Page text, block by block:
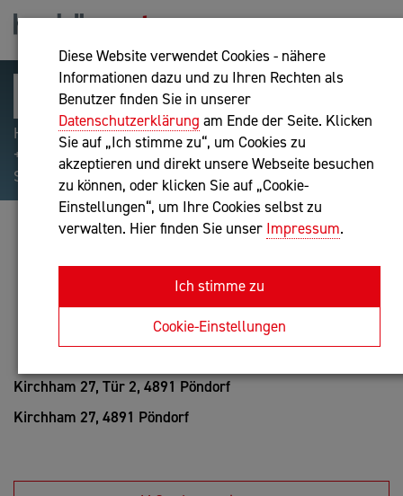
Diese Website verwendet Cookies - nähere
Informationen dazu und zu Ihren Rechten als
Benutzer finden Sie in unserer
Datenschutzerklärung am Ende der Seite. Klicken
Sie auf „Ich stimme zu“, um Cookies zu
akzeptieren und direkt unsere Webseite besuchen
zu können, oder klicken Sie auf „Cookie-
Einstellungen“, um Ihre Cookies selbst zu
verwalten. Hier finden Sie unser Impressum.
Ich stimme zu
Cookie-Einstellungen
Hilfreiche Suchparameter: Begriff einschließen:
+webshop, Begriff ausschließen: -webshop, Exakter
Suchbegriff: "internet of things"
HELGA ORTBAUER, MAS
Bilanzbuchhaltung nach BibuG, Unternehmensberatung
Anfrage oder Rückruf
Kirchham 27, Tür 2, 4891 Pöndorf
Kirchham 27, 4891 Pöndorf